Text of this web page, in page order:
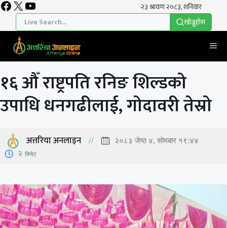
Skip
content
Facebook
X YouTube
खाेज्नुहाेस
१६ औँ राष्ट्रपति रनिङ शिल्डको
उपाधि धनगढीलाई, गोदावरी तेस्रो
अत्तरिया अनलाइन २०८३ जेष्ठ ४, सोमबार १९:४४
2 मिनेट